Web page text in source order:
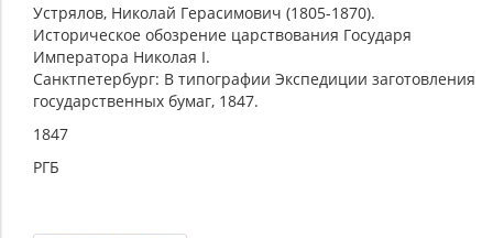
Устрялов, Николай Герасимович (1805-1870).
Историческое обозрение царствования Государя
Императора Николая I.
Санктпетербург: В типографии Экспедиции заготовления
государственных бумаг, 1847.
1847
РГБ